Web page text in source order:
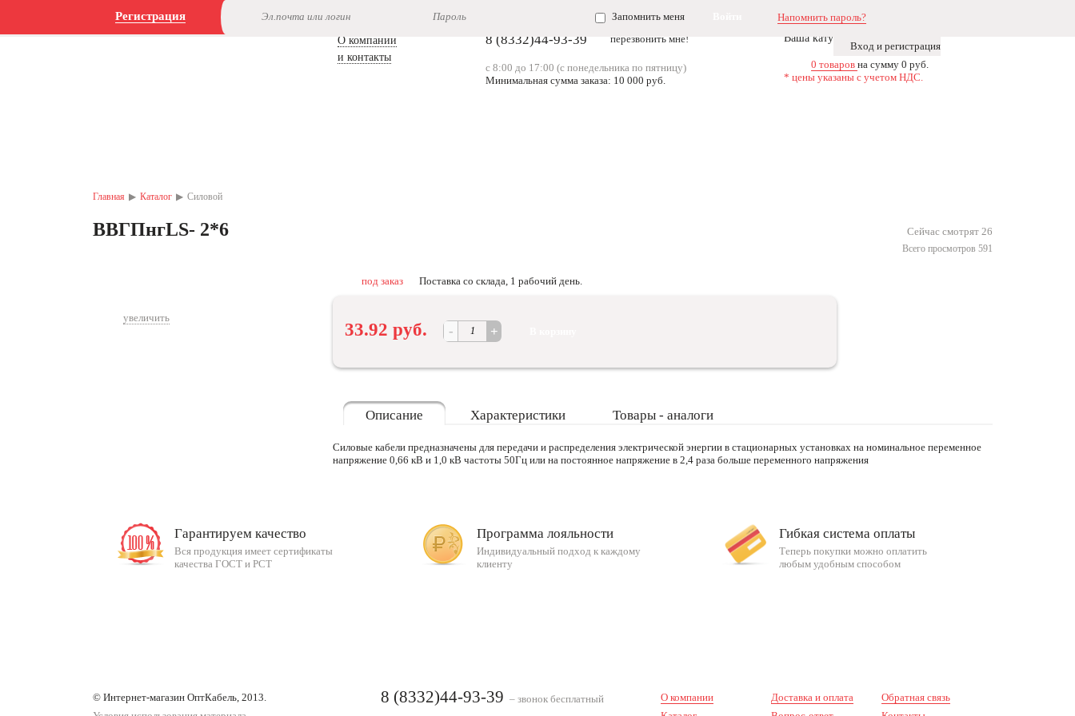
Регистрация Запомнить меня Напомнить пароль?
Вход и регистрация
О компании
и контакты
8 (8332)44-93-39 перезвонить мне!
с 8:00 до 17:00 (с понедельника по пятницу)
Минимальная сумма заказа: 10 000 руб.
Ваша катушка
0 товаров на сумму 0 руб.
* цены указаны с учетом НДС.
Главная ▶ Каталог ▶ Силовой
Сейчас смотрят 26
Всего просмотров 591
ВВГПнгLS- 2*6
увеличить
под заказ Поставка со склада, 1 рабочий день.
33.92 руб. - +
Описание Характеристики Товары - аналоги
Силовые кабели предназначены для передачи и распределения электрической энергии в стационарных установках на номинальное переменное
напряжение 0,66 кВ и 1,0 кВ частоты 50Гц или на постоянное напряжение в 2,4 раза больше переменного напряжения
Гарантируем качество
Вся продукция имеет сертификаты
качества ГОСТ и РСТ
Программа лояльности
Индивидуальный подход к каждому
клиенту
Гибкая система оплаты
Теперь покупки можно оплатить
любым удобным способом
© Интернет-магазин ОптКабель, 2013.
8 (8332)44-93-39 – звонок бесплатный
О компании
Доставка и оплата
Обратная связь